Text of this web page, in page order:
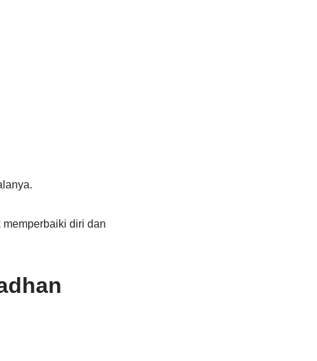
diri dan